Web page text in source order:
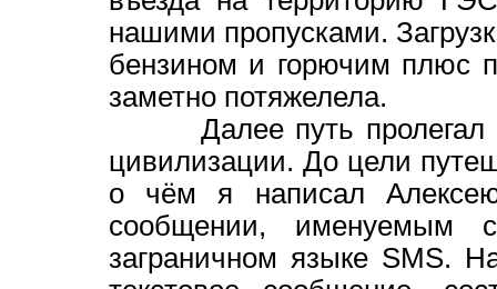
нашими пропусками.
бензином и горючим плюс
заметно потяжелела.
Далее путь пролегал по
цивилизации. До цели
о чём я написал
сообщении, именуемым
заграничном языке SMS.